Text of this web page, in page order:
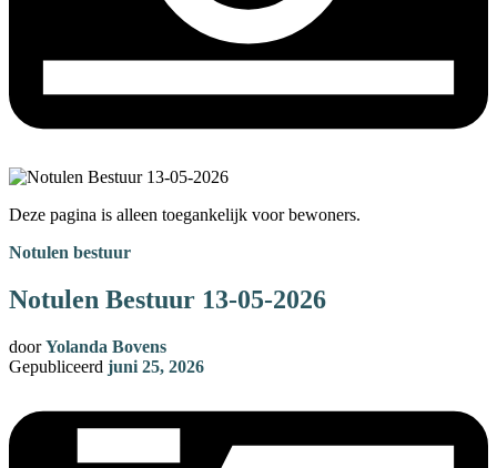
Deze pagina is alleen toegankelijk voor bewoners.
Notulen bestuur
Notulen Bestuur 13-05-2026
doorYolanda Bovens
Gepubliceerd juni 25, 2026